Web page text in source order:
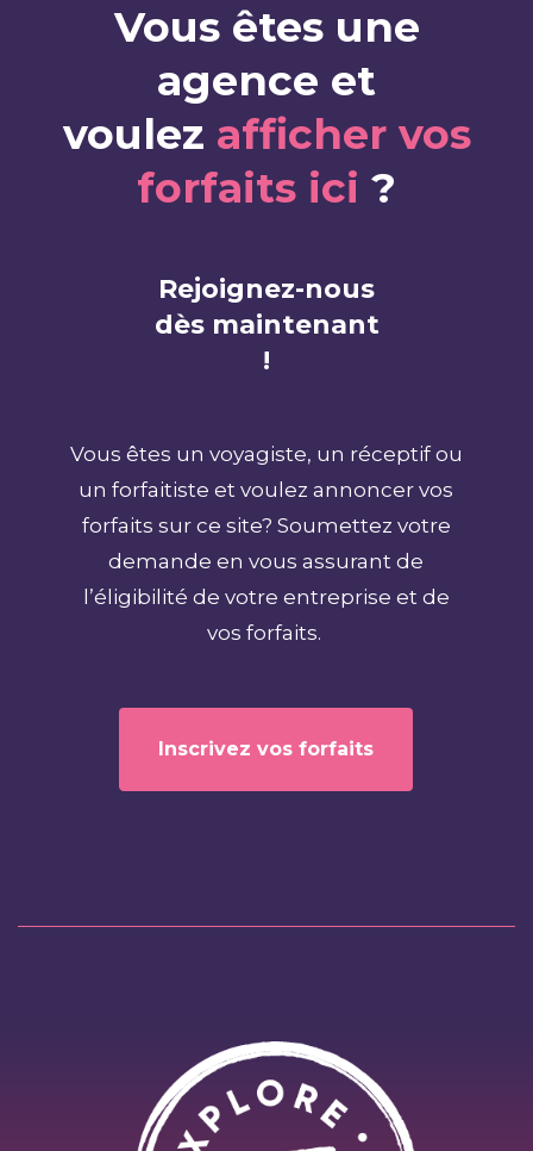
Vous êtes une
agence et
voulez afficher vos
forfaits ici ?
Rejoignez-nous
dès maintenant
!
Vous êtes un voyagiste, un réceptif ou
un forfaitiste et voulez annoncer vos
forfaits sur ce site? Soumettez votre
demande en vous assurant de
l’éligibilité de votre entreprise et de
vos forfaits.
Inscrivez vos forfaits